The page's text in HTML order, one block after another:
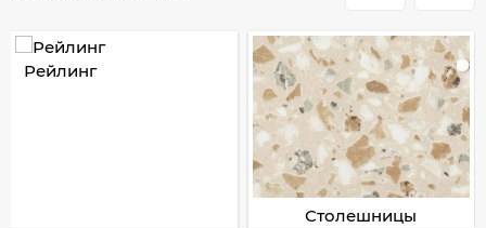
Рейлинг
Столешницы